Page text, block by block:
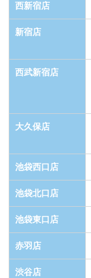
西新宿店
新宿店
西武新宿店
大久保店
池袋西口店
池袋北口店
池袋東口店
赤羽店
渋谷店